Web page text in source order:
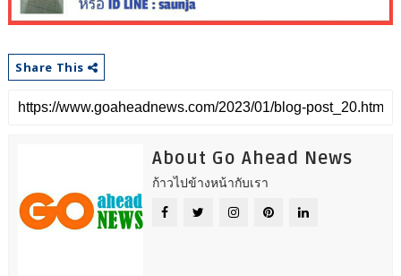
Share This
About Go Ahead News
ก้าวไปข้างหน้ากับเรา